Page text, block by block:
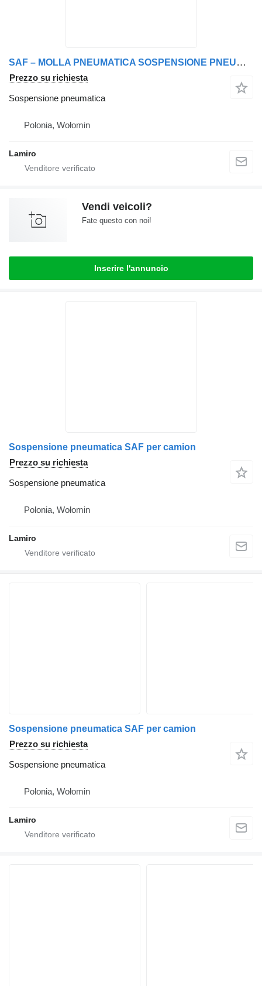
SAF – MOLLA PNEUMATICA SOSPENSIONE PNEUMATICA POSTERIORE SINISTRA per camion
Prezzo su richiesta
Sospensione pneumatica
Polonia, Wołomin
Lamiro
Vendi veicoli?
Fate questo con noi!
Inserire l'annuncio
Sospensione pneumatica SAF per camion
Prezzo su richiesta
Sospensione pneumatica
Polonia, Wołomin
Lamiro
Sospensione pneumatica SAF per camion
Prezzo su richiesta
Sospensione pneumatica
Polonia, Wołomin
Lamiro